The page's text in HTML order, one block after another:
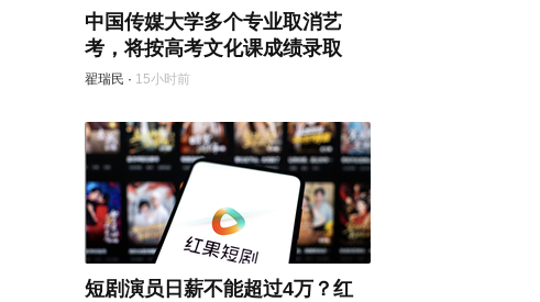
中国传媒大学多个专业取消艺
考，将按高考文化课成绩录取
翟瑞民 · 15小时前
短剧演员日薪不能超过4万？红